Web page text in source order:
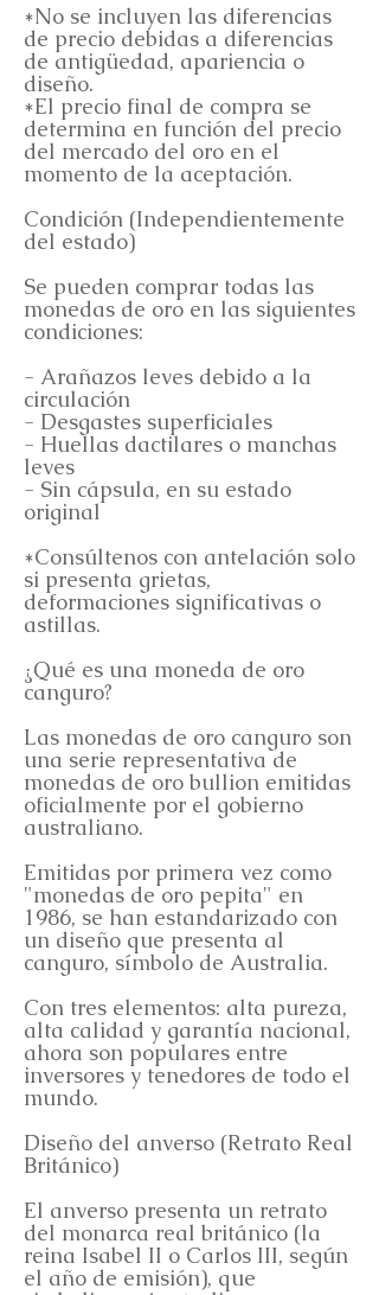
*No se incluyen las diferencias
de precio debidas a diferencias
de antigüedad, apariencia o
diseño.
*El precio final de compra se
determina en función del precio
del mercado del oro en el
momento de la aceptación.
Condición (Independientemente
del estado)
Se pueden comprar todas las
monedas de oro en las siguientes
condiciones:
- Arañazos leves debido a la
circulación
- Desgastes superficiales
- Huellas dactilares o manchas
leves
- Sin cápsula, en su estado
original
*Consúltenos con antelación solo
si presenta grietas,
deformaciones significativas o
astillas.
¿Qué es una moneda de oro
canguro?
Las monedas de oro canguro son
una serie representativa de
monedas de oro bullion emitidas
oficialmente por el gobierno
australiano.
Emitidas por primera vez como
"monedas de oro pepita" en
1986, se han estandarizado con
un diseño que presenta al
canguro, símbolo de Australia.
Con tres elementos: alta pureza,
alta calidad y garantía nacional,
ahora son populares entre
inversores y tenedores de todo el
mundo.
Diseño del anverso (Retrato Real
Británico)
El anverso presenta un retrato
del monarca real británico (la
reina Isabel II o Carlos III, según
el año de emisión), que